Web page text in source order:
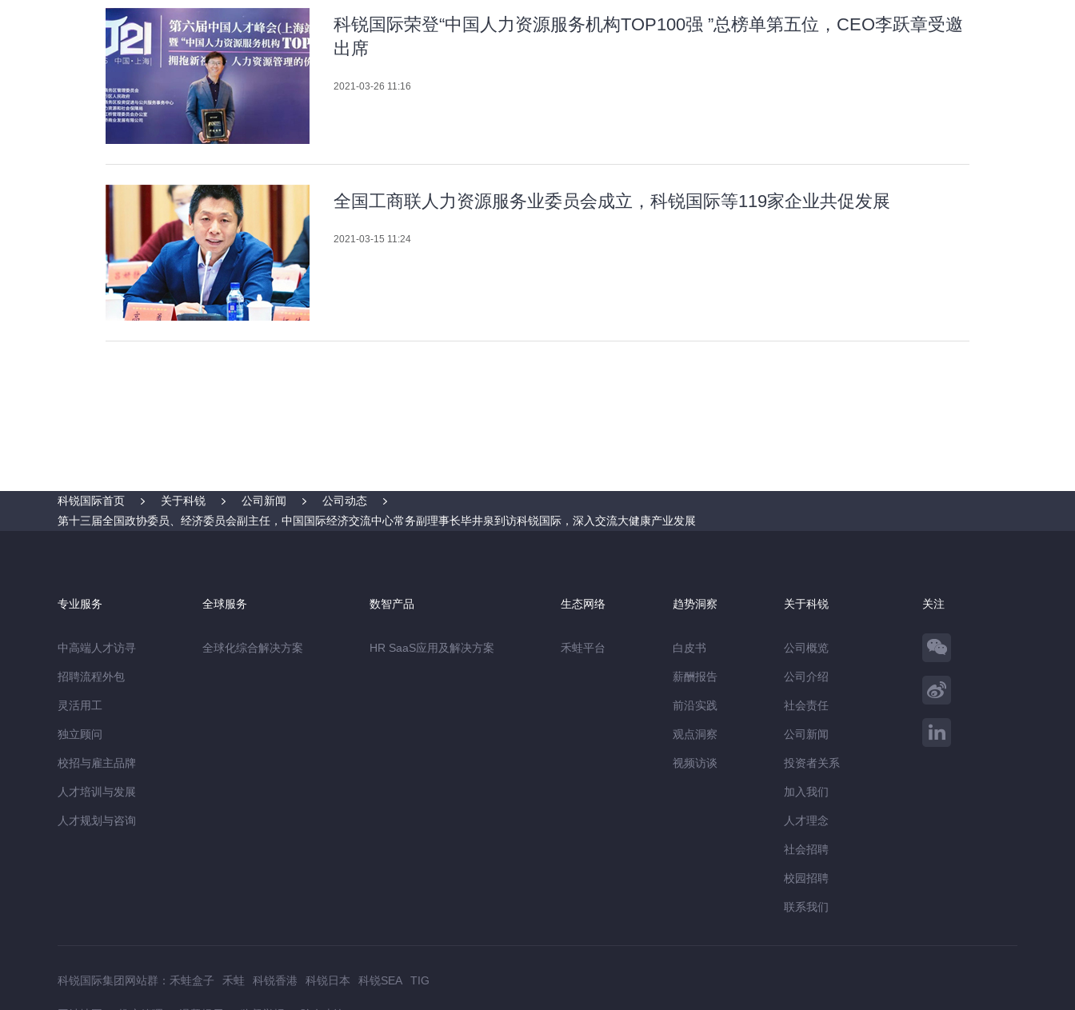
科锐国际荣登“中国人力资源服务机构TOP100强 ”总榜单第五位，CEO李跃章受邀
出席
2021-03-26 11:16
全国工商联人力资源服务业委员会成立，科锐国际等119家企业共促发展
2021-03-15 11:24
科锐国际首页 关于科锐 公司新闻
公司动态
第十三届全国政协委员、经济委员会副主任，中国国际经济交流中心常务副理事长毕井泉到访科锐国际，深入交流大健康产业发展
专业服务
中高端人才访寻
招聘流程外包
灵活用工
独立顾问
校招与雇主品牌
人才培训与发展
人才规划与咨询
全球服务
全球化综合解决方案
数智产品
HR SaaS应用及解决方案
生态网络
禾蛙平台
趋势洞察
白皮书
薪酬报告
前沿实践
观点洞察
视频访谈
关于科锐
公司概览
公司介绍
社会责任
公司新闻
投资者关系
加入我们
人才理念
社会招聘
校园招聘
联系我们
关注
科锐国际集团网站群： 禾蛙盒子 禾蛙 科锐香港 科锐日本 科锐SEA TIG